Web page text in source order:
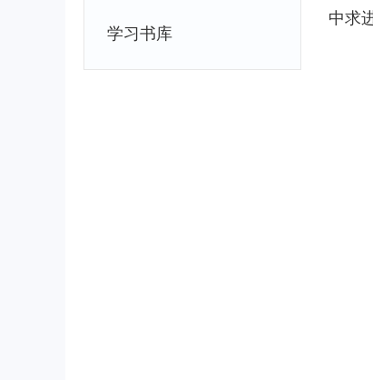
学习书库
中求